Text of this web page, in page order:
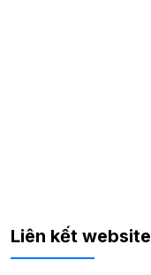
Liên kết website